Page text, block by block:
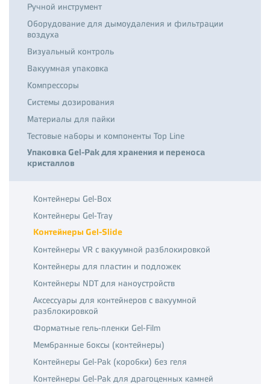
Ручной инструмент
Оборудование для дымоудаления и фильтрации
воздуха
Визуальный контроль
Вакуумная упаковка
Компрессоры
Системы дозирования
Материалы для пайки
Тестовые наборы и компоненты Top Line
Упаковка Gel-Pak для хранения и переноса
кристаллов
Контейнеры Gel-Box
Контейнеры Gel-Tray
Контейнеры Gel-Slide
Контейнеры VR с вакуумной разблокировкой
Контейнеры для пластин и подложек
Контейнеры NDT для наноустройств
Аксессуары для контейнеров с вакуумной
разблокировкой
Форматные гель-пленки Gel-Film
Мембранные боксы (контейнеры)
Контейнеры Gel-Pak (коробки) без геля
Контейнеры Gel-Pak для драгоценных камней